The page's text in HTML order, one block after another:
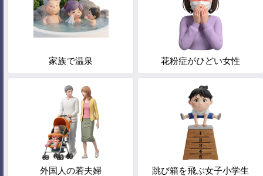
家族で温泉 花粉症がひどい女性
外国人の若夫婦 跳び箱を飛ぶ女子小学生